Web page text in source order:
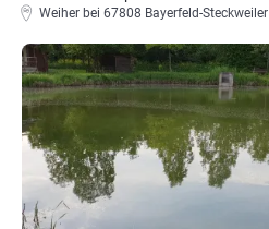
Weiher bei 67808 Bayerfeld-Steckweiler